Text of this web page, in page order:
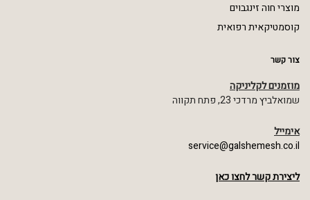
מוצרי חוה זינגבוים
קוסמטיקאית רפואית
צור קשר
מוזמנים לקליניקה
שמואלביץ מרדכי 23, פתח תקווה
אימייל
service@galshemesh.co.il
ליצירת קשר לחצו כאן